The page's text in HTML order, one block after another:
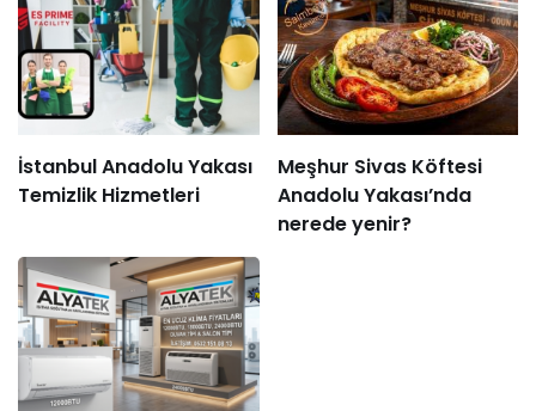
İstanbul Anadolu Yakası
Temizlik Hizmetleri
Meşhur Sivas Köftesi
Anadolu Yakası’nda
nerede yenir?